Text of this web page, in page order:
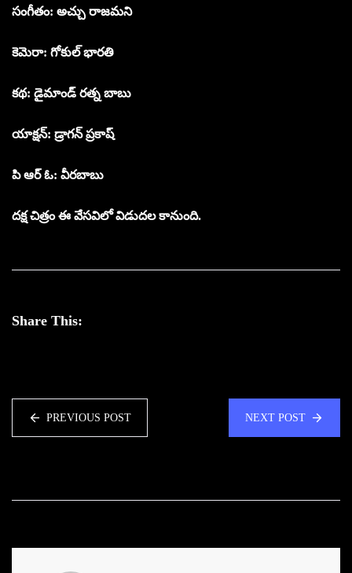
సంగీతం: అచ్చు రాజమని
కెమెరా: గోకుల్ భారతి
కథ: డైమాండ్ రత్న బాబు
యాక్షన్: డ్రాగన్ ప్రకాష్
పి ఆర్ ఓ: వీరబాబు
దక్ష చిత్రం ఈ వేసవిలో విడుదల కానుంది.
Share This:
PREVIOUS POST NEXT POST